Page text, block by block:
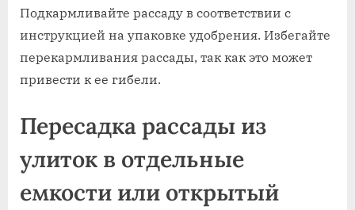
Подкармливайте рассаду в соответствии с
инструкцией на упаковке удобрения. Избегайте
перекармливания рассады, так как это может
привести к ее гибели.
Пересадка рассады из
улиток в отдельные
емкости или открытый